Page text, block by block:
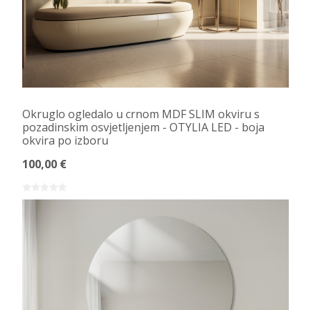
Okruglo ogledalo u crnom MDF SLIM okviru s
pozadinskim osvjetljenjem - OTYLIA LED - boja
okvira po izboru
100,00 €